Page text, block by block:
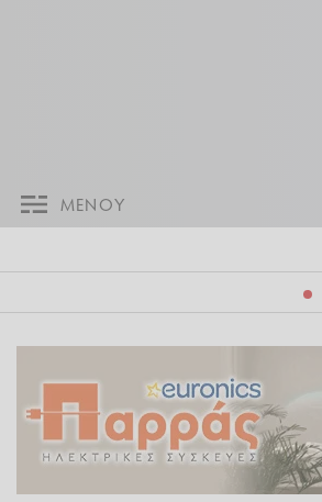
ΜΕΝΟΥ